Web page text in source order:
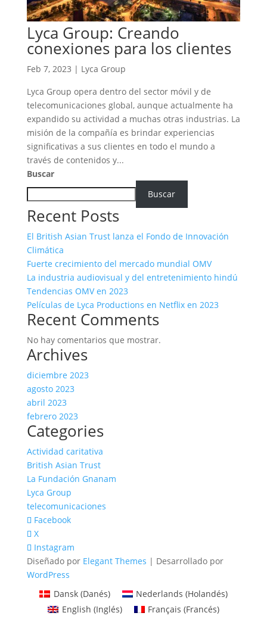
Lyca Group: Creando
conexiones para los clientes
Feb 7, 2023 | Lyca Group
Lyca Group opera dentro del sector móvil y de
telecomunicaciones global, aunque actualmente ha
expandido su actividad a muchas otras industrias. La
misión de la compañía es brindar experiencias
significativas a sus clientes en todo el mundo a
través de contenidos y...
Buscar
Buscar
Recent Posts
El British Asian Trust lanza el Fondo de Innovación
Climática
Fuerte crecimiento del mercado mundial OMV
La industria audiovisual y del entretenimiento hindú
Tendencias OMV en 2023
Películas de Lyca Productions en Netflix en 2023
Recent Comments
No hay comentarios que mostrar.
Archives
diciembre 2023
agosto 2023
abril 2023
febrero 2023
Categories
Actividad caritativa
British Asian Trust
La Fundación Gnanam
Lyca Group
telecomunicaciones
Facebook
X
Instagram
Diseñado por Elegant Themes | Desarrollado por
WordPress
Dansk(Danés) Nederlands (Holandés)
English (Inglés) Français (Francés)